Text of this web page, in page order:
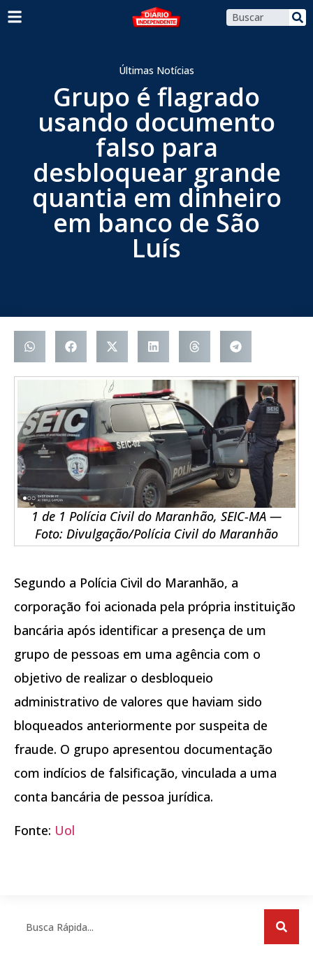
Últimas Notícias
Grupo é flagrado
usando documento
falso para
desbloquear grande
quantia em dinheiro
em banco de São
Luís
1 de 1 Polícia Civil do Maranhão, SEIC-MA —
Foto: Divulgação/Polícia Civil do Maranhão
Segundo a Polícia Civil do Maranhão, a
corporação foi acionada pela própria instituição
bancária após identificar a presença de um
grupo de pessoas em uma agência com o
objetivo de realizar o desbloqueio
administrativo de valores que haviam sido
bloqueados anteriormente por suspeita de
fraude. O grupo apresentou documentação
com indícios de falsificação, vinculada a uma
conta bancária de pessoa jurídica.
Fonte: Uol